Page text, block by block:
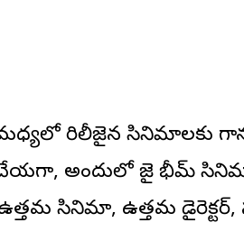
మ‌ధ్య‌లో రిలీజైన సినిమాల‌కు
చేయ‌గా, అందులో జై భీమ్
సినిమా, ఉత్త‌మ